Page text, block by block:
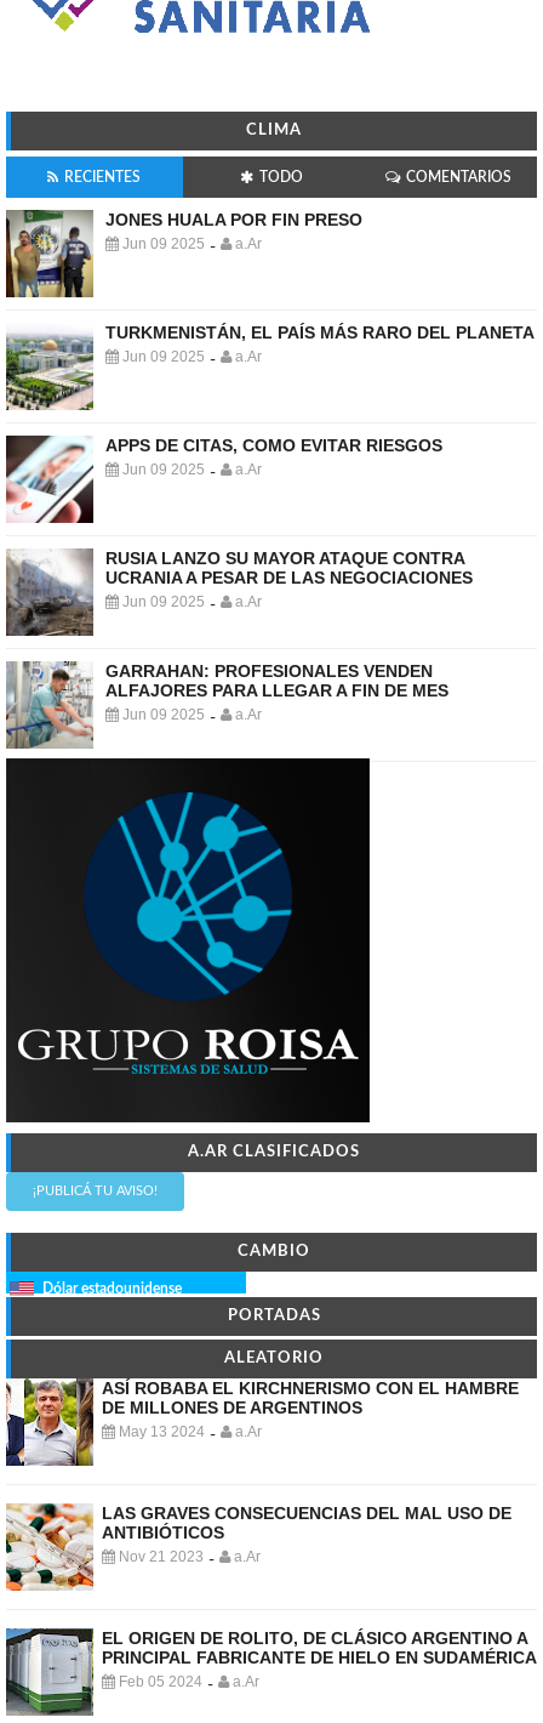
CLIMA
RECIENTES TODO COMENTARIOS
JONES HUALA POR FIN PRESO
Jun 09 2025 - a.Ar
TURKMENISTÁN, EL PAÍS MÁS RARO DEL PLANETA
Jun 09 2025 - a.Ar
APPS DE CITAS, COMO EVITAR RIESGOS
Jun 09 2025 - a.Ar
RUSIA LANZO SU MAYOR ATAQUE CONTRA
UCRANIA A PESAR DE LAS NEGOCIACIONES
Jun 09 2025 - a.Ar
GARRAHAN: PROFESIONALES VENDEN
ALFAJORES PARA LLEGAR A FIN DE MES
Jun 09 2025 - a.Ar
A.AR CLASIFICADOS
¡PUBLICÁ TU AVISO!
CAMBIO
Dólar estadounidense
PORTADAS
ALEATORIO
ASÍ ROBABA EL KIRCHNERISMO CON EL HAMBRE
DE MILLONES DE ARGENTINOS
May 13 2024 - a.Ar
LAS GRAVES CONSECUENCIAS DEL MAL USO DE
ANTIBIÓTICOS
Nov 21 2023 - a.Ar
EL ORIGEN DE ROLITO, DE CLÁSICO ARGENTINO A
PRINCIPAL FABRICANTE DE HIELO EN SUDAMÉRICA
Feb 05 2024 - a.Ar